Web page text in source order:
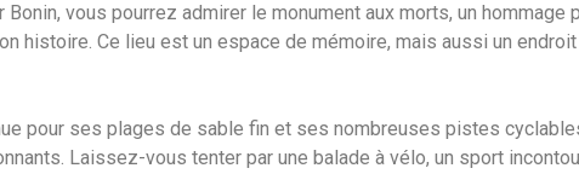
vous pourrez admirer le monument aux morts, un hommage
histoire. Ce lieu est un espace de mémoire, mais aussi un
pour ses plages de sable fin et ses nombreuses pistes
Laissez-vous tenter par une balade à vélo, un sport